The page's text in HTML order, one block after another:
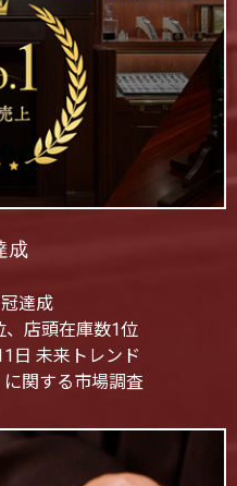
成
達成
、店頭在庫数1位
日 未来トレンド
関する市場調査